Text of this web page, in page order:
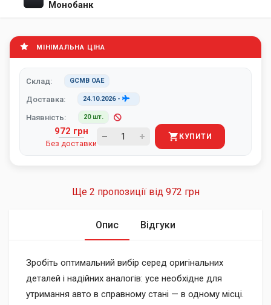
Монобанк
МІНІМАЛЬНА ЦІНА
Склад: GCMB ОАЕ
Доставка: 24.10.2026-
Наявність: 20 шт.
972 грн
Без доставки
КУПИТИ
Ще 2 пропозиції від 972 грн
Опис Відгуки
Зробіть оптимальний вибір серед оригінальних
деталей і надійних аналогів: усе необхідне для
утримання авто в справному стані — в одному місці.